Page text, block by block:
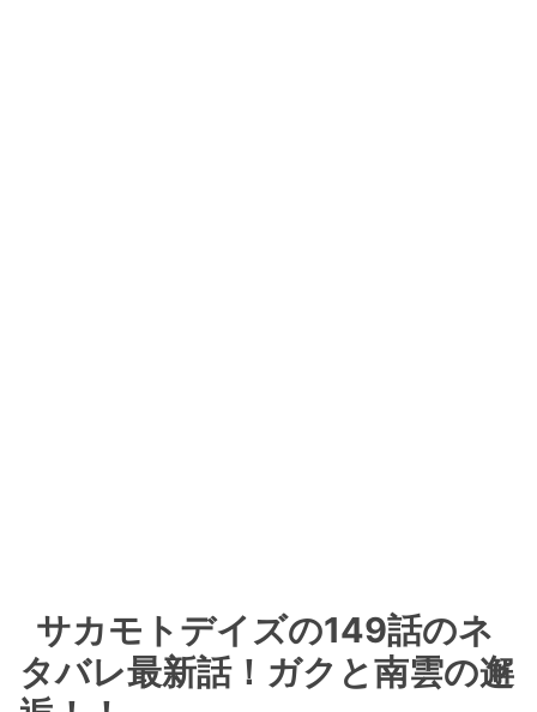
サカモトデイズの149話のネ
タバレ最新話！ガクと南雲の邂